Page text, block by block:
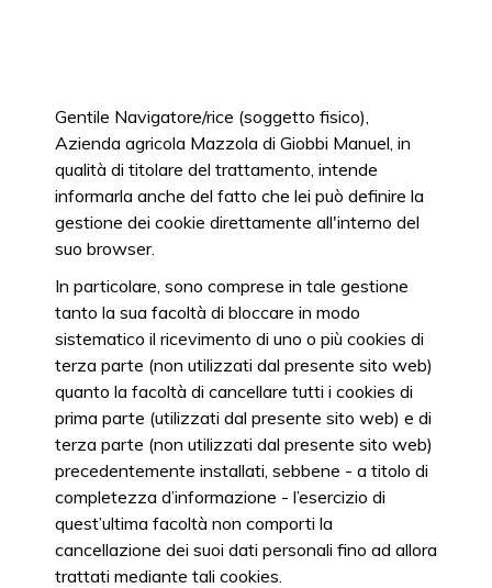
Gentile Navigatore/rice (soggetto fisico),
Azienda agricola Mazzola di Giobbi Manuel, in
qualità di titolare del trattamento, intende
informarla anche del fatto che lei può definire la
gestione dei cookie direttamente all'interno del
suo browser.
In particolare, sono comprese in tale gestione
tanto la sua facoltà di bloccare in modo
sistematico il ricevimento di uno o più cookies di
terza parte (non utilizzati dal presente sito web)
quanto la facoltà di cancellare tutti i cookies di
prima parte (utilizzati dal presente sito web) e di
terza parte (non utilizzati dal presente sito web)
precedentemente installati, sebbene - a titolo di
completezza d’informazione - l’esercizio di
quest’ultima facoltà non comporti la
cancellazione dei suoi dati personali fino ad allora
trattati mediante tali cookies.